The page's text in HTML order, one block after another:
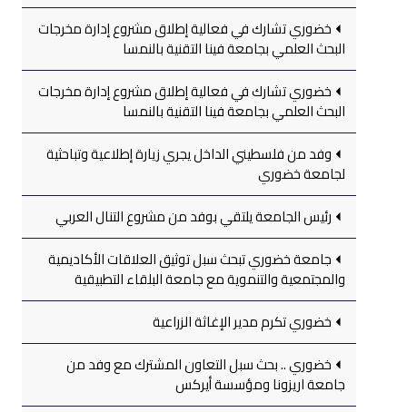
خضوري تشارك في فعالية إطلاق مشروع إدارة مخرجات
البحث العلمي بجامعة فينا التقنية بالنمسا
خضوري تشارك في فعالية إطلاق مشروع إدارة مخرجات
البحث العلمي بجامعة فينا التقنية بالنمسا
وفد من فلسطيني الداخل يجري زيارة إطلاعية وتباحثية
لجامعة خضوري
رئيس الجامعة يلتقي بوفد من مشروع التنال العربي
جامعة خضوري تبحث سبل توثيق العلاقات الأكاديمية
والمجتمعية والتنموية مع جامعة البلقاء التطبيقية
خضوري تكرم مدير الإغاثة الزراعية
خضوري .. بحث سبل التعاون المشترك مع وفد من
جامعة اريزونا ومؤسسة أيركس